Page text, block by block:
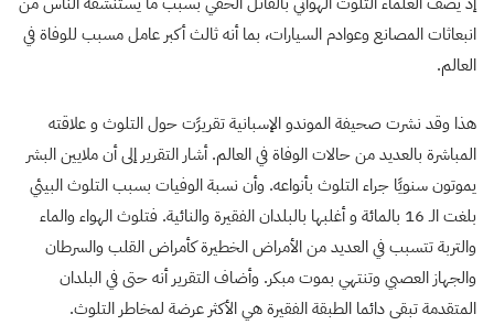
انبعاثات المصانع وعوادم السيارات، بما أنه ثالث أكبر عامل مسبب للوفاة في
العالم.
هذا وقد نشرت صحيفة الموندو الإسبانية تقريرًت حول التلوث و علاقته
المباشرة بالعديد من حالات الوفاة في العالم. أشار التقرير إلى أن ملايين البشر
يموتون سنويًا جراء التلوث بأنواعه. وأن نسبة الوفيات بسبب التلوث البيئي
بلغت الـ 16 بالمائة و أغلبها بالبلدان الفقيرة والنائية. فتلوث الهواء والماء
والتربة تتسبب في العديد من الأمراض الخطيرة كأمراض القلب والسرطان
والجهاز العصبي وتنتهي بموت مبكر. وأضاف التقرير أنه حتى في البلدان
المتقدمة تبقى دائما الطبقة الفقيرة هي الأكثر عرضة لمخاطر التلوث.